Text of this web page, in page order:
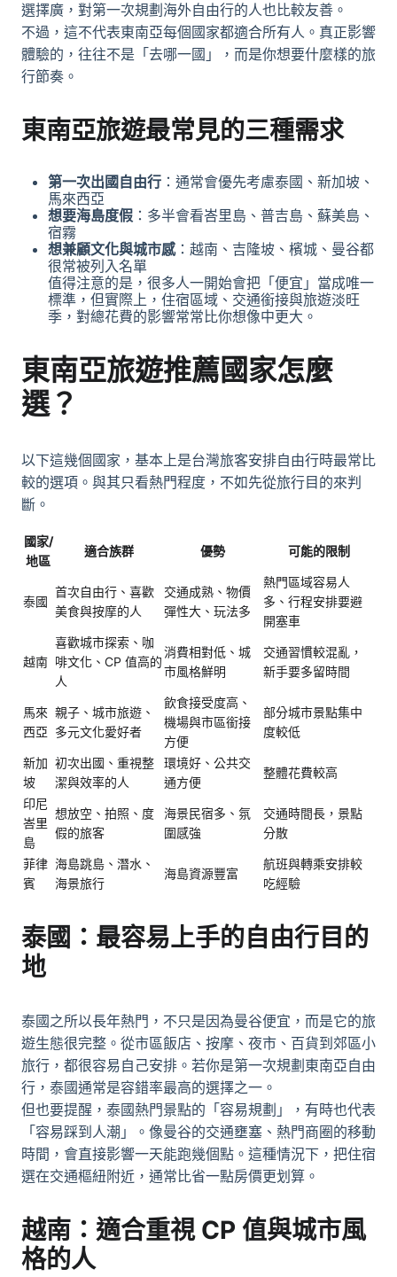
選擇廣，對第一次規劃海外自由行的人也比較友善。
不過，這不代表東南亞每個國家都適合所有人。真正影響
體驗的，往往不是「去哪一國」，而是你想要什麼樣的旅
行節奏。
東南亞旅遊最常見的三種需求
第一次出國自由行 ：通常會優先考慮泰國、新加坡、
馬來西亞
想要海島度假 ：多半會看峇里島、普吉島、蘇美島、
宿霧
想兼顧文化與城市感：越南、吉隆坡、檳城、曼谷都
很常被列入名單
值得注意的是，很多人一開始會把「便宜」當成唯一
標準，但實際上，住宿區域、交通銜接與旅遊淡旺
季，對總花費的影響常常比你想像中更大。
東南亞旅遊推薦國家怎麼
選？
以下這幾個國家，基本上是台灣旅客安排自由行時最常比
較的選項。與其只看熱門程度，不如先從旅行目的來判
斷。
國家/
地區
適合族群 優勢 可能的限制
泰國
首次自由行、喜歡
美食與按摩的人
交通成熟、物價
彈性大、玩法多
熱門區域容易人
多、行程安排要避
開塞車
越南
喜歡城市探索、咖
啡文化、CP 值高的
人
消費相對低、城
市風格鮮明
交通習慣較混亂，
新手要多留時間
馬來
西亞
親子、城市旅遊、
多元文化愛好者
飲食接受度高、
機場與市區銜接
方便
部分城市景點集中
度較低
新加
坡
初次出國、重視整
潔與效率的人
環境好、公共交
通方便
整體花費較高
印尼
峇里
島
想放空、拍照、度
假的旅客
海景民宿多、氛
圍感強
交通時間長，景點
分散
菲律
賓
海島跳島、潛水、
海景旅行
海島資源豐富
航班與轉乘安排較
吃經驗
泰國：最容易上手的自由行目的
地
泰國之所以長年熱門，不只是因為曼谷便宜，而是它的旅
遊生態很完整。從市區飯店、按摩、夜市、百貨到郊區小
旅行，都很容易自己安排。若你是第一次規劃東南亞自由
行，泰國通常是容錯率最高的選擇之一。
但也要提醒，泰國熱門景點的「容易規劃」，有時也代表
「容易踩到人潮」。像曼谷的交通壅塞、熱門商圈的移動
時間，會直接影響一天能跑幾個點。這種情況下，把住宿
選在交通樞紐附近，通常比省一點房價更划算。
越南：適合重視 CP 值與城市風
格的人